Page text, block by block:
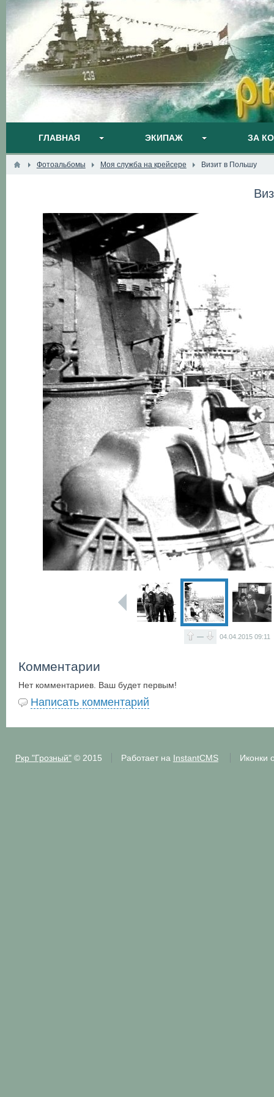
ГЛАВНАЯ ЭКИПАЖ ЗА
Фотоальбомы Моя служба на крейсере Визит в Польшу
— 04.04.201509:11
Комментарии
Нет комментариев. Ваш будет первым!
Написать комментарий
Ркр "Грозный"© 2015 Работает на InstantCMS Иконки